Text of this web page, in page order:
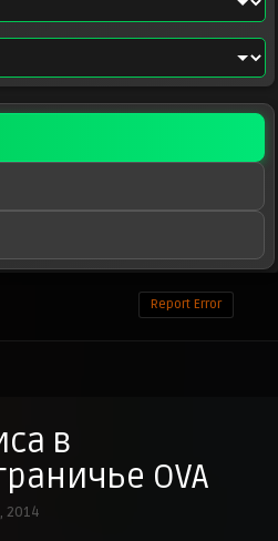
Report Error
в
OVA
2014